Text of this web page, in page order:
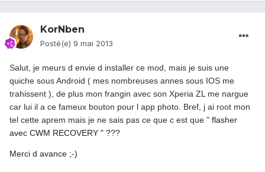
KorNben
Posté(e) 9 mai 2013
Salut, je meurs d envie d installer ce mod, mais je suis une
quiche sous Android ( mes nombreuses annes sous IOS me
trahissent ), de plus mon frangin avec son Xperia ZL me nargue
car lui il a ce fameux bouton pour l app photo. Bref, j ai root mon
tel cette aprem mais je ne sais pas ce que c est que " flasher
avec CWM RECOVERY " ???
Merci d avance ;-)